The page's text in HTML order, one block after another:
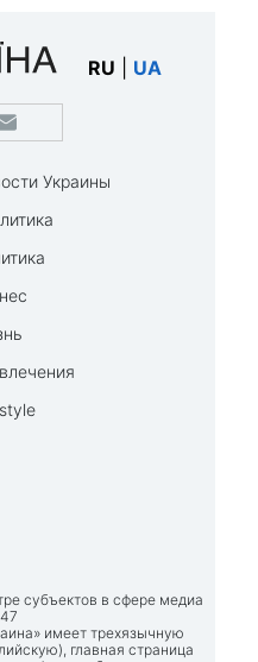
RU UA
Украины
субъектов в сфере медиа
имеет трехязычную
главная страница